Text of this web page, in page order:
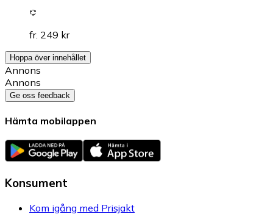
fr. 249 kr
Hoppa över innehållet
Annons
Annons
Ge oss feedback
Hämta mobilappen
Konsument
Kom igång med Prisjakt